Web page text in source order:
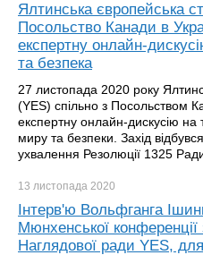
Ялтинська європейська
Посольство Канади в
експертну онлайн-
та безпека
27 листопада 2020 року
(YES) спільно з Посольством
експертну онлайн-дискусію на
миру та безпеки. Захід
ухвалення Резолюції 1325
13 листопада 2020
Інтерв'ю Вольфганга
Мюнхенської
Наглядової ради YES,